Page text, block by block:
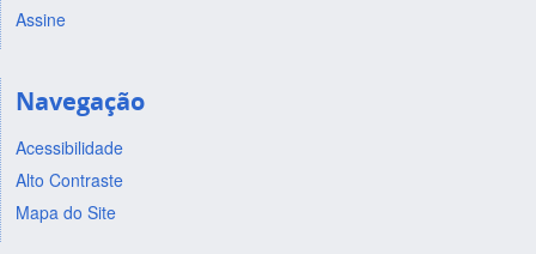
Assine
Navegação
Acessibilidade
Alto Contraste
Mapa do Site